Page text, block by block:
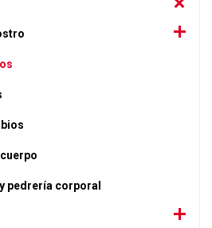
pedrería corporal